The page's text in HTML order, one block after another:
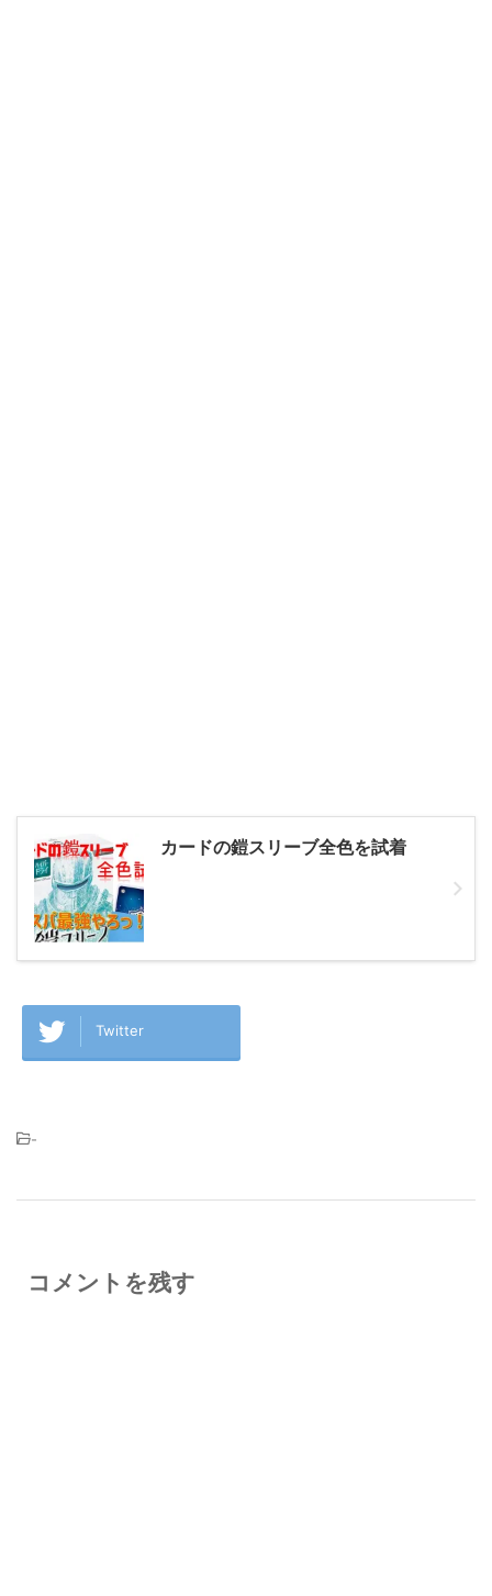
カードの鎧スリーブ全色を試着
Twitter
-
コメントを残す